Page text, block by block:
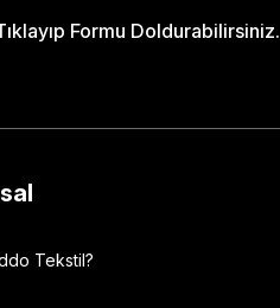
Formu Doldurabilirsiniz.
Tekstil?